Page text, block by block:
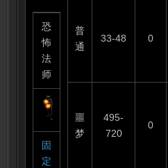
恐
怖
法
师
固
定
普
通
33-48 0
噩
梦
495-
720
0